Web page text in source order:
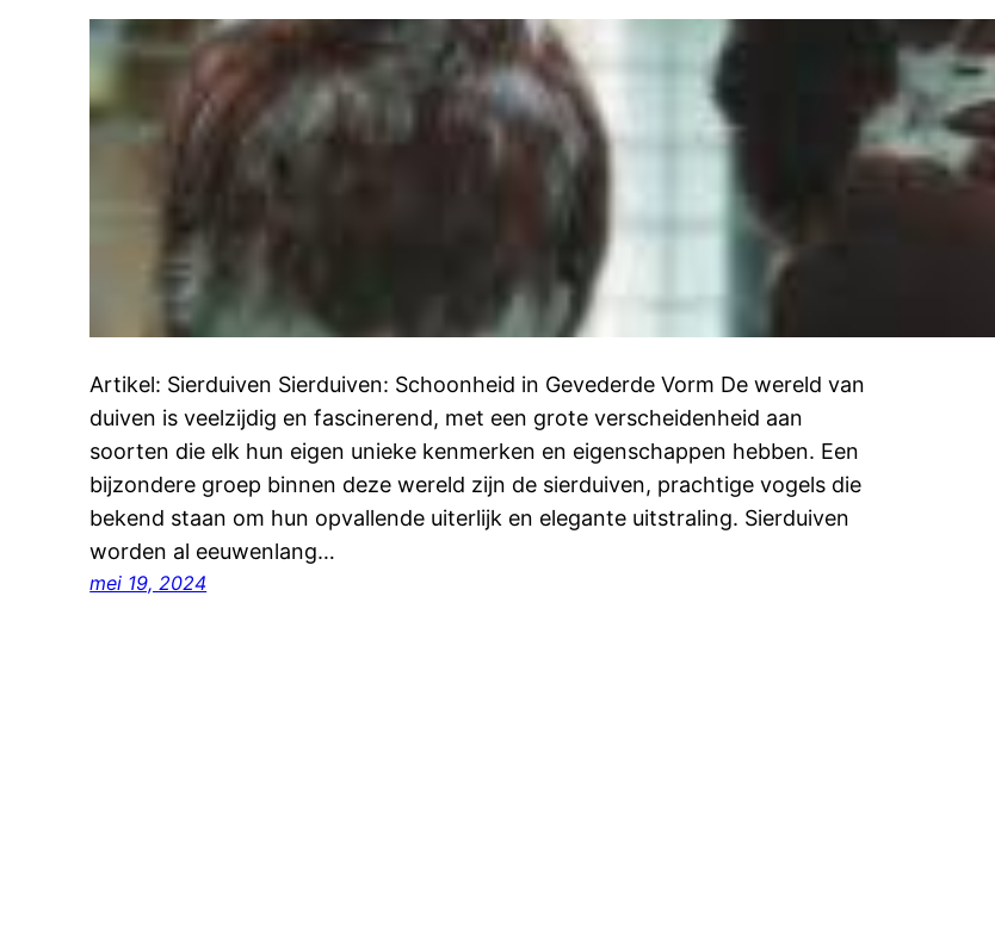
Artikel: Sierduiven Sierduiven: Schoonheid in Gevederde Vorm De wereld van
duiven is veelzijdig en fascinerend, met een grote verscheidenheid aan
soorten die elk hun eigen unieke kenmerken en eigenschappen hebben. Een
bijzondere groep binnen deze wereld zijn de sierduiven, prachtige vogels die
bekend staan om hun opvallende uiterlijk en elegante uitstraling. Sierduiven
worden al eeuwenlang…
mei 19, 2024